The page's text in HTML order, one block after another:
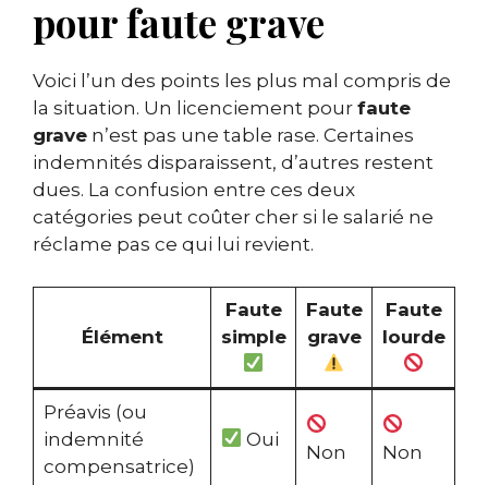
pour faute grave
Voici l’un des points les plus mal compris de
la situation. Un licenciement pour faute
grave n’est pas une table rase. Certaines
indemnités disparaissent, d’autres restent
dues. La confusion entre ces deux
catégories peut coûter cher si le salarié ne
réclame pas ce qui lui revient.
Élément
Faute
simple
Faute
grave
Faute
lourde
Préavis (ou
indemnité
compensatrice)
Oui
Non Non